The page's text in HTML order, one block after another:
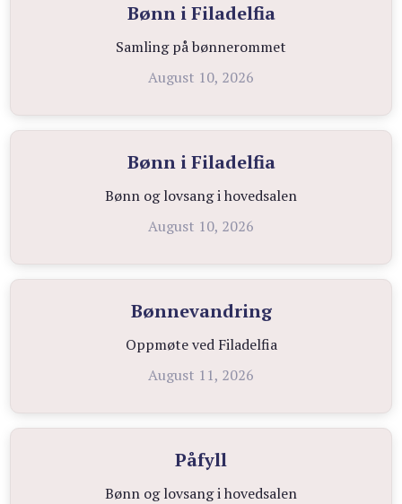
Bønn i Filadelfia
Samling på bønnerommet
August 10, 2026
Bønn i Filadelfia
Bønn og lovsang i hovedsalen
August 10, 2026
Bønnevandring
Oppmøte ved Filadelfia
August 11, 2026
Påfyll
Bønn og lovsang i hovedsalen